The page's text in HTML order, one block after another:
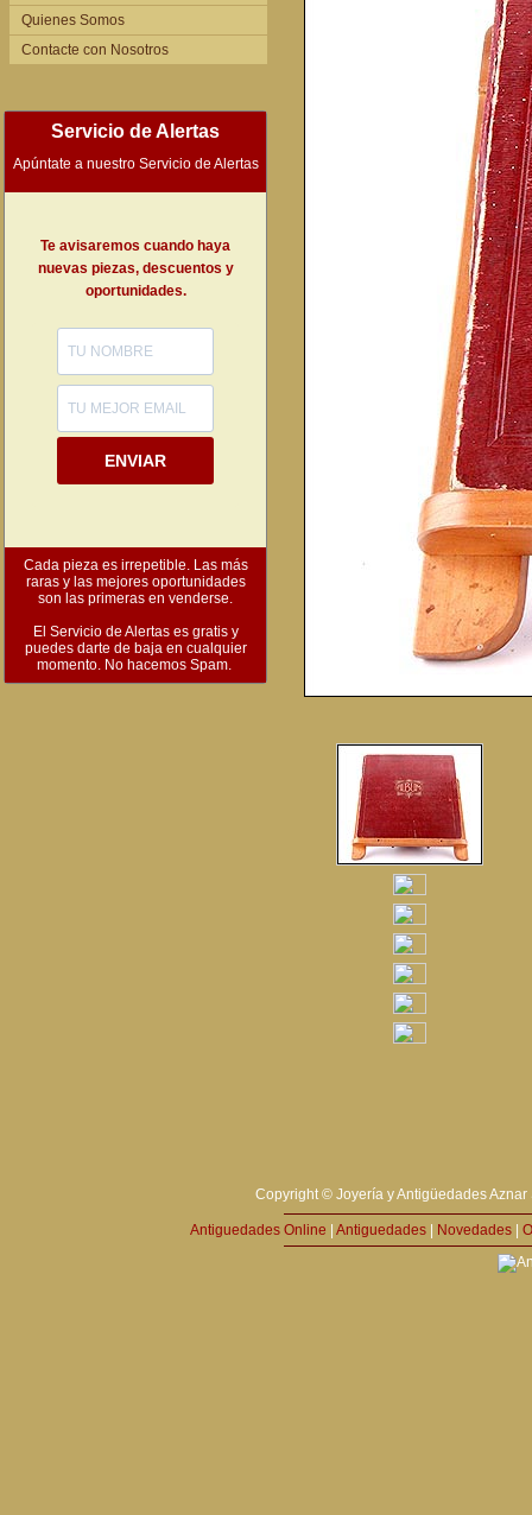
Quienes Somos
Contacte con Nosotros
Servicio de Alertas
Apúntate a nuestro Servicio de Alertas
Te avisaremos cuando haya
nuevas piezas, descuentos y
oportunidades.
ENVIAR
Cada pieza es irrepetible. Las más
raras y las mejores oportunidades
son las primeras en venderse.
El Servicio de Alertas es gratis y
puedes darte de baja en cualquier
momento. No hacemos Spam.
Copyright © Joyería y Antigüedades
Antiguedades Online Antiguedades Novedades